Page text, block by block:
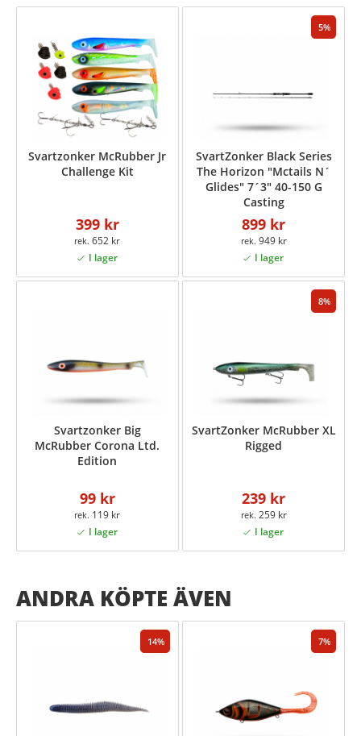
Svartzonker McRubber Jr
Challenge Kit
399 kr
652 kr
5
SvartZonker Black Series
The Horizon "Mctails N´
Glides" 7´3" 40-150 G
Casting
899 kr
949 kr
Svartzonker Big
McRubber Corona Ltd.
Edition
99 kr
119 kr
8
SvartZonker McRubber XL
Rigged
239 kr
259 kr
ANDRA KÖPTE ÄVEN
14 7